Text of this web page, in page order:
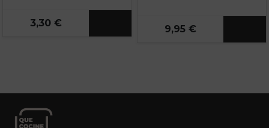
3,30 €
9,95 €